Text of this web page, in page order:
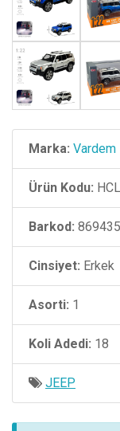
Marka: Vardem
Ürün Kodu:
Barkod:
Cinsiyet: Erkek
Asorti: 1
Koli Adedi: 18
JEEP